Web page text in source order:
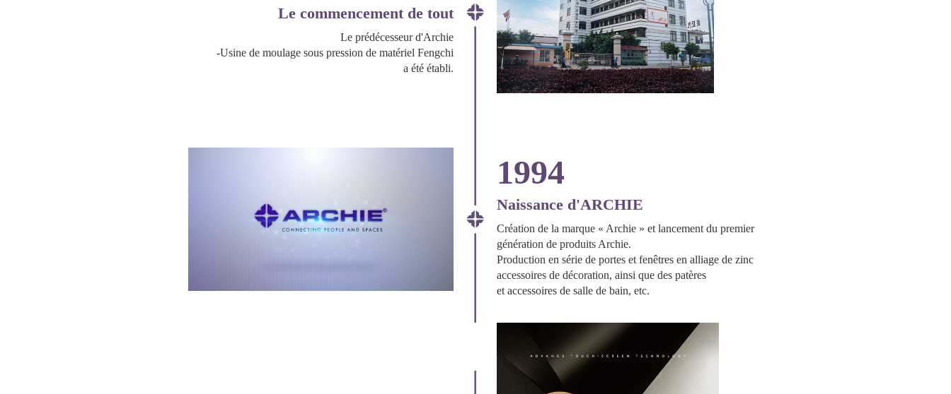
Le commencement de tout
Le prédécesseur d'Archie
-Usine de moulage sous pression de matériel Fengchi
a été établi.
1994
Naissance d'ARCHIE
Création de la marque « Archie » et lancement du premier
génération de produits Archie.
Production en série de portes et fenêtres en alliage de zinc
accessoires de décoration, ainsi que des patères
et accessoires de salle de bain, etc.